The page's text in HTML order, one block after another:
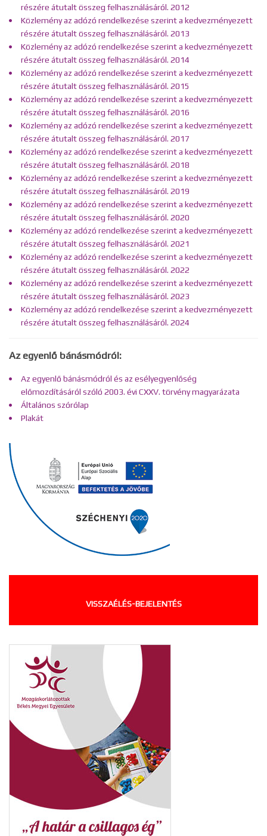
részére átutalt összeg felhasználásáról. 2012
Közlemény az adózó rendelkezése szerint a kedvezményezett
részére átutalt összeg felhasználásáról. 2013
Közlemény az adózó rendelkezése szerint a kedvezményezett
részére átutalt összeg felhasználásáról. 2014
Közlemény az adózó rendelkezése szerint a kedvezményezett
részére átutalt összeg felhasználásáról. 2015
Közlemény az adózó rendelkezése szerint a kedvezményezett
részére átutalt összeg felhasználásáról. 2016
Közlemény az adózó rendelkezése szerint a kedvezményezett
részére átutalt összeg felhasználásáról. 2017
Közlemény az adózó rendelkezése szerint a kedvezményezett
részére átutalt összeg felhasználásáról. 2018
Közlemény az adózó rendelkezése szerint a kedvezményezett
részére átutalt összeg felhasználásáról. 2019
Közlemény az adózó rendelkezése szerint a kedvezményezett
részére átutalt összeg felhasználásáról. 2020
Közlemény az adózó rendelkezése szerint a kedvezményezett
részére átutalt összeg felhasználásáról. 2021
Közlemény az adózó rendelkezése szerint a kedvezményezett
részére átutalt összeg felhasználásáról. 2022
Közlemény az adózó rendelkezése szerint a kedvezményezett
részére átutalt összeg felhasználásáról. 2023
Közlemény az adózó rendelkezése szerint a kedvezményezett
részére átutalt összeg felhasználásáról. 2024
Az egyenlő bánásmódról:
Az egyenlő bánásmódról és az esélyegyenlőség
előmozdításáról szóló 2003. évi CXXV. törvény magyarázata
Általános szórólap
Plakát
VISSZAÉLÉS-BEJELENTÉS